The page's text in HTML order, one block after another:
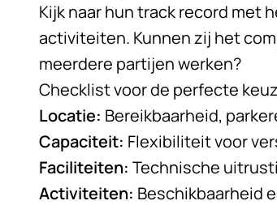
Kijk naar hun track record met
activiteiten. Kunnen zij het
meerdere partijen werken?
Checklist voor de perfecte
Locatie: Bereikbaarheid,
Capaciteit: Flexibiliteit voor
Faciliteiten: Technische
Activiteiten: Beschikbaarheid